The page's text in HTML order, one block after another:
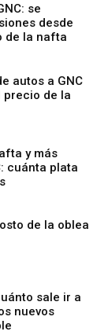
se
desde
de la nafta
autos a GNC
precio de la
y más
cuánta plata
de la oblea
sale ir a
nuevos